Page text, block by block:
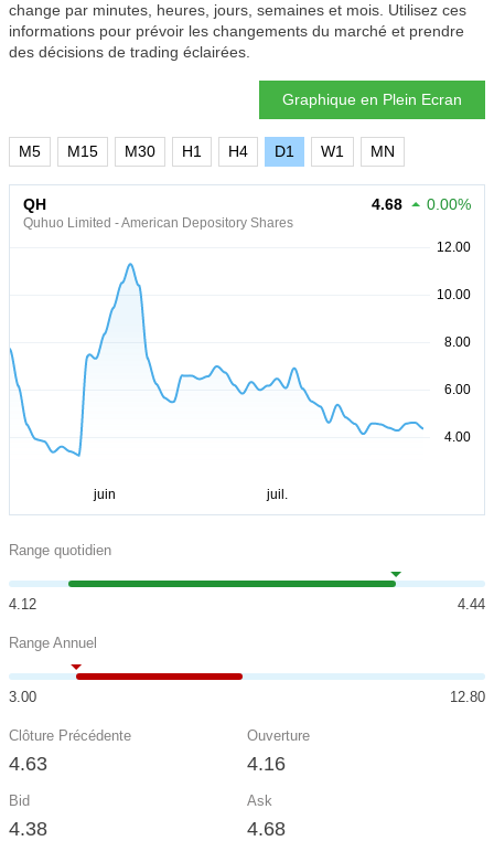
change par minutes, heures, jours, semaines et mois. Utilisez ces
informations pour prévoir les changements du marché et prendre
des décisions de trading éclairées.
Graphique en Plein Ecran
M5 M15 M30 H1 H4 D1 W1 MN
QH
Quhuo Limited - American Depository Shares
4.68 0.00%
Range quotidien
4.12 4.44
Range Annuel
3.00 12.80
Clôture Précédente
4.63
Ouverture
4.16
Bid
4.38
Ask
4.68